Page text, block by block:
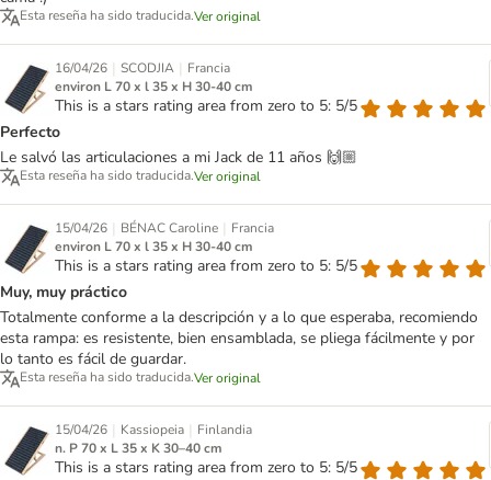
Esta reseña ha sido traducida.Ver original
16/04/26 | SCODJIA | Francia
environ L 70 x l 35 x H 30-40 cm
This is a stars rating area from zero to 5: 5/5
Perfecto
Le salvó las articulaciones a mi Jack de 11 años 🙌🏼
Esta reseña ha sido traducida.Ver original
15/04/26 | BÉNAC Caroline | Francia
environ L 70 x l 35 x H 30-40 cm
This is a stars rating area from zero to 5: 5/5
Muy, muy práctico
Totalmente conforme a la descripción y a lo que esperaba, recomiendo
esta rampa: es resistente, bien ensamblada, se pliega fácilmente y por
lo tanto es fácil de guardar.
Esta reseña ha sido traducida.Ver original
15/04/26 | Kassiopeia | Finlandia
n. P 70 x L 35 x K 30–40 cm
This is a stars rating area from zero to 5: 5/5